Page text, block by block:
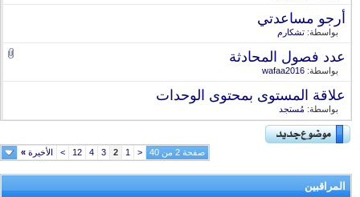
أرجو مساعدتي
بواسطة:تشكارم
عدد فصول المحادثة
بواسطة:wafaa2016
علاقة المستوى بمحتوى الوحدات
بواسطة:مُستجد
صفحة 2 من 40 <
1
3
4
12 الأخيرة »
المراقبين